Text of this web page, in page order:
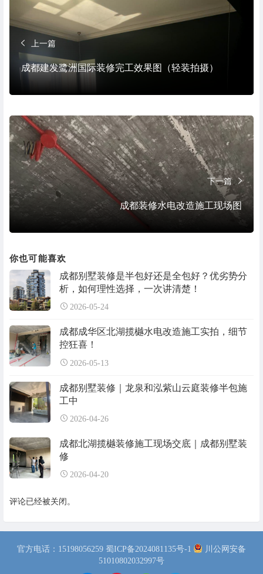
上一篇
成都建发鹭洲国际装修完工效果图（轻装拍摄）
下一篇
成都装修水电改造施工现场图
你也可能喜欢
成都别墅装修是半包好还是全包好？优劣势分
析，如何理性选择，一次讲清楚！
2026-05-24
成都成华区北湖揽樾水电改造施工实拍，细节
控狂喜！
2026-05-13
成都别墅装修｜龙泉和泓紫山云庭装修半包施
工中
2026-04-26
成都北湖揽樾装修施工现场交底｜成都别墅装
修
2026-04-20
评论已经被关闭。
官方电话：15198056259 蜀ICP备2024081135号-1
川公网安备
51010802032997号